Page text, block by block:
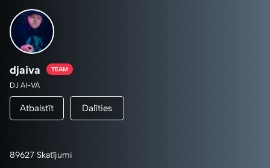
djaiva TEAM
DJ AI-VA
Atbalstīt Dalīties
89627 Skatījumi